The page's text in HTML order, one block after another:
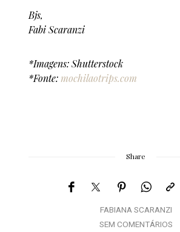
Bjs,
Fabi Scaranzi
*Imagens: Shutterstock
*Fonte:mochilaotrips.com
Share
FABIANA SCARANZI
SEM COMENTÁRIOS